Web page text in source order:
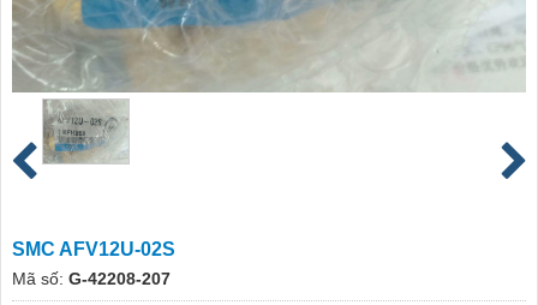
SMC AFV12U-02S
Mã số: G-42208-207